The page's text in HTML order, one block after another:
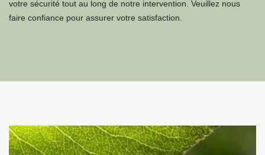
votre sécurité tout au long de notre intervention. Veuillez nous
faire confiance pour assurer votre satisfaction.